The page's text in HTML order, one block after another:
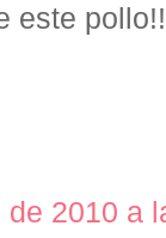
este
2010 a